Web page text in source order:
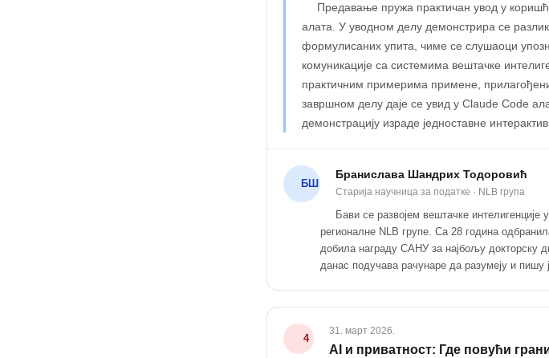
Предавање пружа практичан увод у
алата. У уводном делу демонстрира се
формулисаних упита, чиме се слушаоци
комуникације са системима вештачке
практичним примерима примене,
завршном делу даје се увид у Claude Code
демонстрацију израде једноставне
БШ
Бранислава Шандрих Тодоровић
Старија научница за податке · NLB група
Бави се развојем вештачке
регионалне NLB групе. Са 28 година
добила награду САНУ за најбољу докторску
данас подучава рачунаре да разумеју и пишу
4
31. март 2026.
AI и приватност: Где повући